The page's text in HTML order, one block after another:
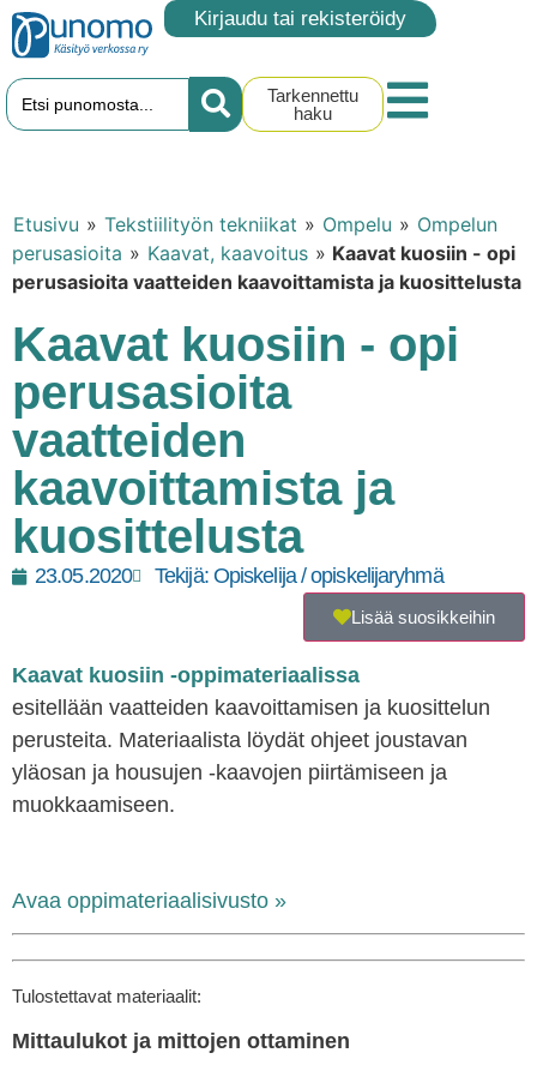
Kirjaudu tai rekisteröidy
Tarkennettu
haku
Etusivu » Tekstiilityön tekniikat » Ompelu » Ompelun
perusasioita » Kaavat, kaavoitus » Kaavat kuosiin - opi
perusasioita vaatteiden kaavoittamista ja kuosittelusta
Kaavat kuosiin - opi
perusasioita
vaatteiden
kaavoittamista ja
kuosittelusta
23.05.2020 Tekijä:Opiskelija / opiskelijaryhmä
Lisää suosikkeihin
Kaavat kuosiin -oppimateriaalissa
esitellään vaatteiden kaavoittamisen ja kuosittelun
perusteita. Materiaalista löydät ohjeet joustavan
yläosan ja housujen -kaavojen piirtämiseen ja
muokkaamiseen.
Avaa oppimateriaalisivusto »
Tulostettavat materiaalit:
Mittaulukot ja mittojen ottaminen